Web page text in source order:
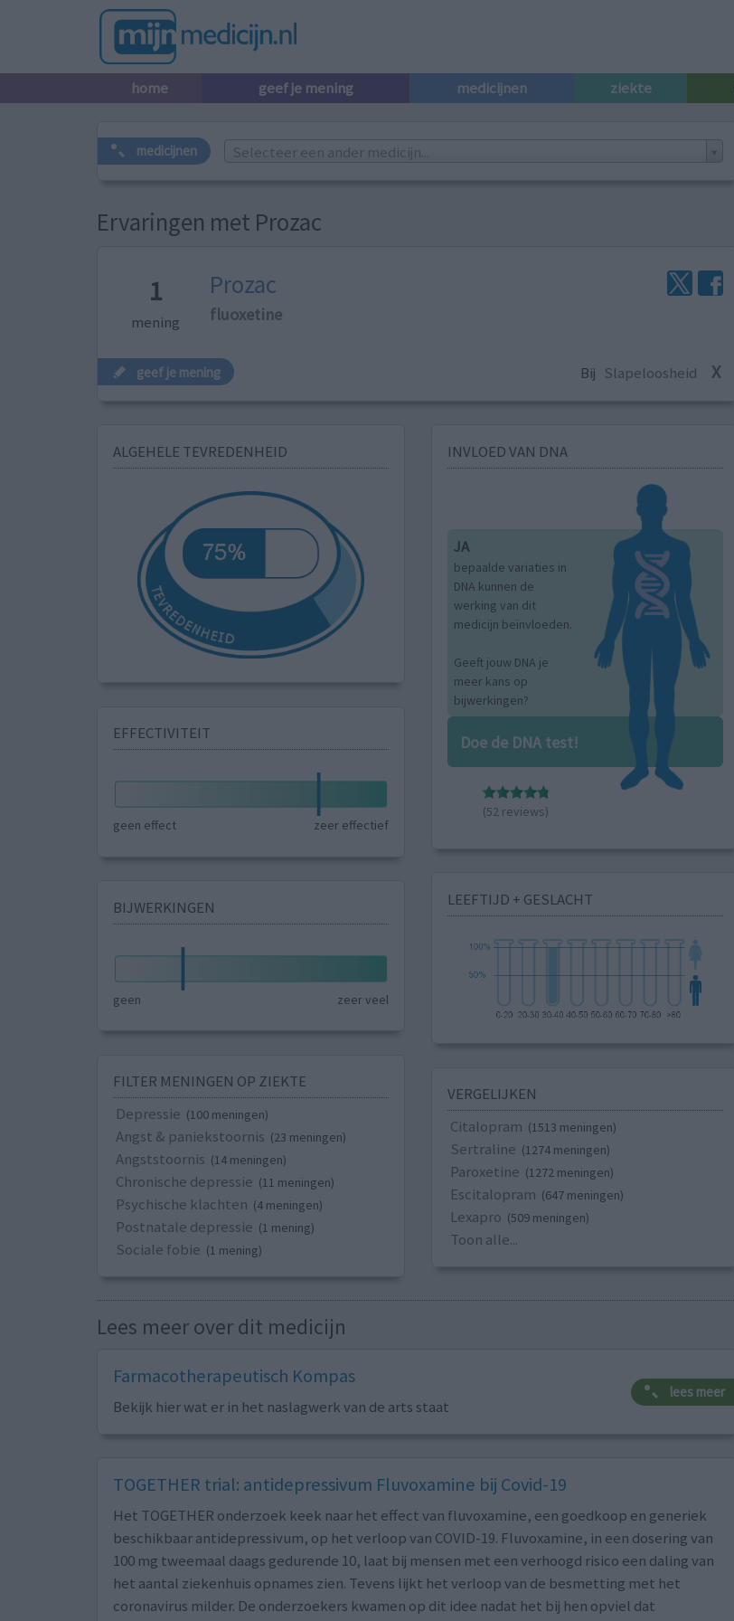
home geef je mening medicijnen ziekte
medicijnen Selecteer een ander medicijn...
Ervaringen met Prozac
1
mening
Prozac
fluoxetine
geef je mening Bij Slapeloosheid X
ALGEHELE TEVREDENHEID
EFFECTIVITEIT
geen effect zeer effectief
BIJWERKINGEN
geen zeer veel
FILTER MENINGEN OP ZIEKTE
Depressie (100 meningen)
Angst & paniekstoornis (23 meningen)
Angststoornis (14 meningen)
Chronische depressie (11 meningen)
Psychische klachten (4 meningen)
Postnatale depressie (1 mening)
Sociale fobie (1 mening)
INVLOED VAN DNA
JA
bepaalde variaties in
DNA kunnen de
werking van dit
medicijn beïnvloeden.
Geeft jouw DNA je
meer kans op
bijwerkingen?
Doe de DNA test!
(52 reviews)
LEEFTIJD + GESLACHT
VERGELIJKEN
Citalopram (1513 meningen)
Sertraline (1274 meningen)
Paroxetine (1272 meningen)
Escitalopram (647 meningen)
Lexapro (509 meningen)
Toon alle...
Lees meer over dit medicijn
Farmacotherapeutisch Kompas
Bekijk hier wat er in het naslagwerk van de arts staat
lees meer
TOGETHER trial: antidepressivum Fluvoxamine bij Covid-19
Het TOGETHER onderzoek keek naar het effect van fluvoxamine, een goedkoop en generiek
beschikbaar antidepressivum, op het verloop van COVID-19. Fluvoxamine, in een dosering van
100 mg tweemaal daags gedurende 10, laat bij mensen met een verhoogd risico een daling van
het aantal ziekenhuis opnames zien. Tevens lijkt het verloop van de besmetting met het
coronavirus milder. De onderzoekers kwamen op dit idee nadat het bij hen opviel dat